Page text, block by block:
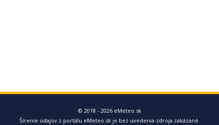
© 2018 - 2026 eMeteo.sk
Šírenie údajov z portálu eMeteo.sk je bez uvedenia zdroja zakázané.